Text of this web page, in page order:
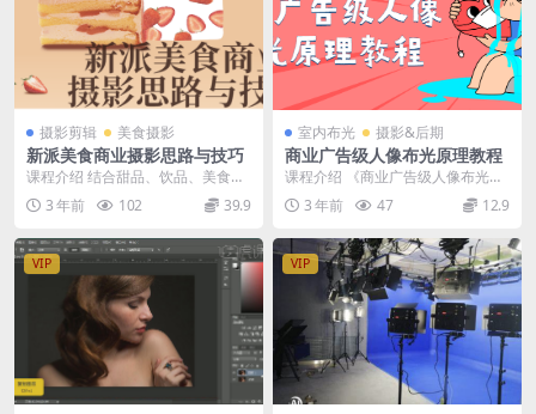
摄影剪辑 美食摄影
新派美食商业摄影思路与技巧
课程介绍 结合甜品、饮品、美食跨
界组合三个真实商业案例的实操演
示，介绍新派美食摄...
3 年前 102 39.9
室内布光 摄影&后期
商业广告级人像布光原理教程
课程介绍 《商业广告级人像布光原
理教程》是一个专为商业摄影师准
备的课程，旨在培养...
3 年前 47 12.9
VIP VIP